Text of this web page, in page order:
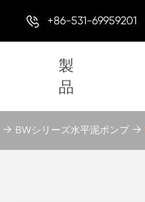
+86-531-69959201
製
品
BWシリーズ水平泥ポンプ